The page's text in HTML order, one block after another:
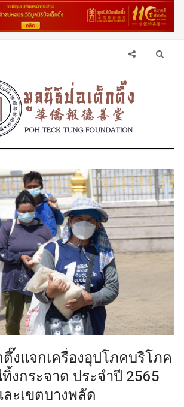
งแจกเครื่องอุปโภคบริโภค
งกระจาด ประจำปี 2565
ะเขตบางพลัด